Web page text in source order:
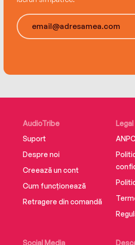
make this impetuous
convince her to make it real?
AudioTribe
Suport
Despre noi
Creează un cont
Cum funcționează
Retragere din comandă
Social Media
Legal